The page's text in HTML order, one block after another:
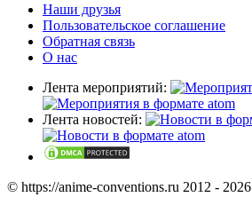
Наши друзья
Пользовательское соглашение
Обратная связь
О нас
Лента мероприятий:
Лента новостей:
© https://anime-conventions.ru 2012 - 2026